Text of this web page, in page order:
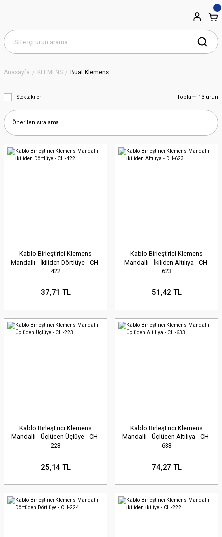
Anasayfa KLEMENS Buat Klemens
Stoktakiler Toplam 13 ürün
Kablo Birleştirici Klemens
Mandallı - İkiliden Dörtlüye - CH-
422
37,71 TL
Kablo Birleştirici Klemens
Mandallı - İkiliden Altılıya - CH-
623
51,42 TL
Kablo Birleştirici Klemens
Mandallı - Üçlüden Üçlüye - CH-
223
25,14 TL
Kablo Birleştirici Klemens
Mandallı - Üçlüden Altılıya - CH-
633
74,27 TL